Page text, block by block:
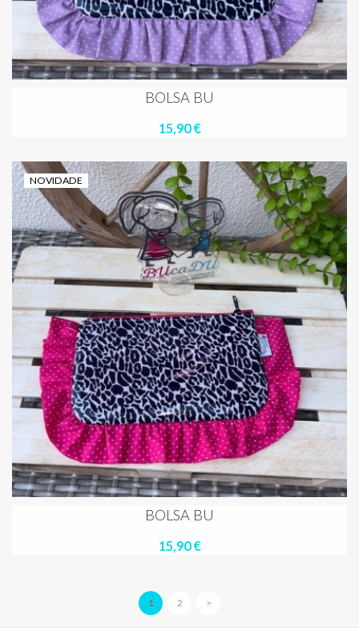
BOLSA BU
15,90 €
NOVIDADE
BOLSA BU
15,90 €
1 2 >